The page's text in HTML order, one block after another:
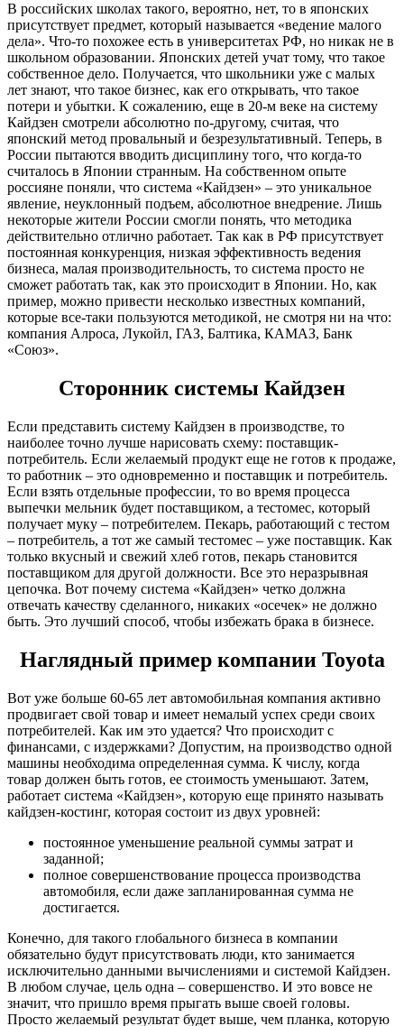
В российских школах такого, вероятно, нет, то в японских
присутствует предмет, который называется «ведение малого
дела». Что-то похожее есть в университетах РФ, но никак не в
школьном образовании. Японских детей учат тому, что такое
собственное дело. Получается, что школьники уже с малых
лет знают, что такое бизнес, как его открывать, что такое
потери и убытки. К сожалению, еще в 20-м веке на систему
Кайдзен смотрели абсолютно по-другому, считая, что
японский метод провальный и безрезультативный. Теперь, в
России пытаются вводить дисциплину того, что когда-то
считалось в Японии странным. На собственном опыте
россияне поняли, что система «Кайдзен» – это уникальное
явление, неуклонный подъем, абсолютное внедрение. Лишь
некоторые жители России смогли понять, что методика
действительно отлично работает. Так как в РФ присутствует
постоянная конкуренция, низкая эффективность ведения
бизнеса, малая производительность, то система просто не
сможет работать так, как это происходит в Японии. Но, как
пример, можно привести несколько известных компаний,
которые все-таки пользуются методикой, не смотря ни на что:
компания Алроса, Лукойл, ГАЗ, Балтика, КАМАЗ, Банк
«Союз».
Сторонник системы Кайдзен
Если представить систему Кайдзен в производстве, то
наиболее точно лучше нарисовать схему: поставщик-
потребитель. Если желаемый продукт еще не готов к продаже,
то работник – это одновременно и поставщик и потребитель.
Если взять отдельные профессии, то во время процесса
выпечки мельник будет поставщиком, а тестомес, который
получает муку – потребителем. Пекарь, работающий с тестом
– потребитель, а тот же самый тестомес – уже поставщик. Как
только вкусный и свежий хлеб готов, пекарь становится
поставщиком для другой должности. Все это неразрывная
цепочка. Вот почему система «Кайдзен» четко должна
отвечать качеству сделанного, никаких «осечек» не должно
быть. Это лучший способ, чтобы избежать брака в бизнесе.
Наглядный пример компании Toyota
Вот уже больше 60-65 лет автомобильная компания активно
продвигает свой товар и имеет немалый успех среди своих
потребителей. Как им это удается? Что происходит с
финансами, с издержками? Допустим, на производство одной
машины необходима определенная сумма. К числу, когда
товар должен быть готов, ее стоимость уменьшают. Затем,
работает система «Кайдзен», которую еще принято называть
кайдзен-костинг, которая состоит из двух уровней:
постоянное уменьшение реальной суммы затрат и
заданной;
полное совершенствование процесса производства
автомобиля, если даже запланированная сумма не
достигается.
Конечно, для такого глобального бизнеса в компании
обязательно будут присутствовать люди, кто занимается
исключительно данными вычислениями и системой Кайдзен.
В любом случае, цель одна – совершенство. И это вовсе не
значит, что пришло время прыгать выше своей головы.
Просто желаемый результат будет выше, чем планка, которую